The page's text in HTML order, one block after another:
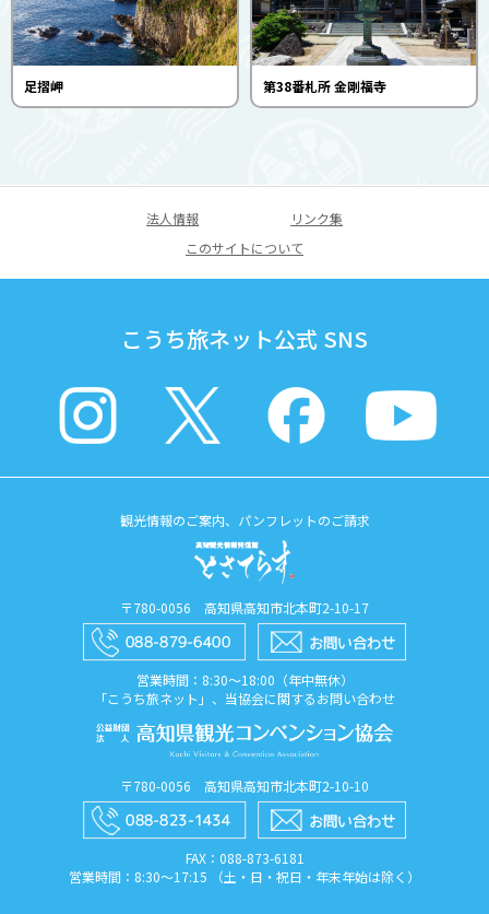
足摺岬 第38番札所 金剛福寺
法人情報
リンク集
このサイトについて
こうち旅ネット公式 SNS
観光情報のご案内、パンフレットのご請求
〒780-0056 高知県高知市北本町2-10-17
営業時間：8:30〜18:00（年中無休）
「こうち旅ネット」、当協会に関するお問い合わせ
〒780-0056 高知県高知市北本町2-10-10
FAX：088​-873​-6181
営業時間：8:30〜17:15 （土・日・祝日・年末年始は除く）